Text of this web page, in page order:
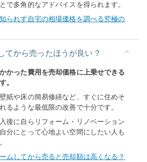
で多角的なアドバイスを得られます。
られず自宅の相場価格を調べる究極の
てから売ったほうが良い？
かった費用を売却価格に上乗せできる
。
紙や床の簡易修繕など、すぐに住めそ
るような最低限の改善で十分です。
後に自らリフォーム・リノベーション
分にとって心地よい空間にしたい人も
ムしてから売ると売却額は高くなる？